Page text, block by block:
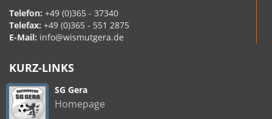
Telefon: +49 (0)365 - 37340
Telefax: +49 (0)365 - 551 2875
E-Mail: info@wismutgera.de
KURZ-LINKS
SG Gera
Homepage